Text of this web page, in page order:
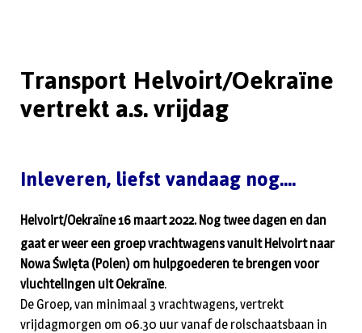
Transport Helvoirt/Oekraïne
vertrekt a.s. vrijdag
Inleveren, liefst vandaag nog….
Helvoirt/Oekraïne 16 maart 2022. Nog twee dagen en dan
gaat er weer een groep vrachtwagens vanuit Helvoirt naar
Nowa Święta (Polen) om hulpgoederen te brengen voor
vluchtelingen uit Oekraïne.
De Groep, van minimaal 3 vrachtwagens, vertrekt
vrijdagmorgen om 06.30 uur vanaf de rolschaatsbaan in